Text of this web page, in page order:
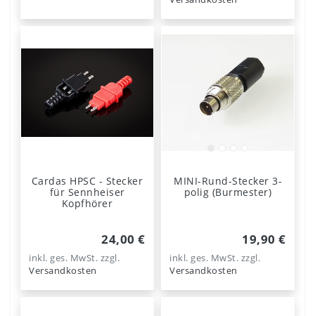
Cardas HPSC - Stecker
für Sennheiser
Kopfhörer
24,00 €
inkl. ges. MwSt. zzgl.
Versandkosten
MINI-Rund-Stecker 3-
polig (Burmester)
19,90 €
inkl. ges. MwSt. zzgl.
Versandkosten